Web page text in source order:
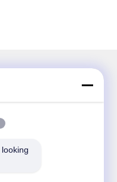
en meer.